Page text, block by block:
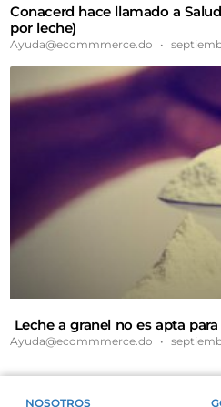
Conacerd hace llamado a
por leche)
Ayuda@ecommmerce.do
Leche a granel no es apta
Ayuda@ecommmerce.do
NOSOTROS